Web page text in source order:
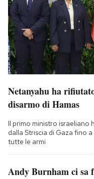
Netanyahu ha
disarmo di Hamas
Il primo ministro israeliano
dalla Striscia di Gaza fino
tutte le armi
Andy Burnham ci sa